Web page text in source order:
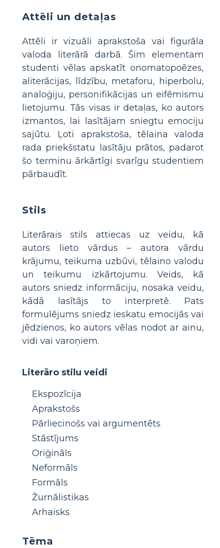
Attēli un detaļas
Attēli ir vizuāli aprakstoša vai figurāla
valoda literārā darbā. Šim elementam
studenti vēlas apskatīt onomatopoēzes,
aliterācijas, līdzību, metaforu, hiperbolu,
analoģiju, personifikācijas un eifēmismu
lietojumu. Tās visas ir detaļas, ko autors
izmantos, lai lasītājam sniegtu emociju
sajūtu. Ļoti aprakstoša, tēlaina valoda
rada priekšstatu lasītāju prātos, padarot
šo terminu ārkārtīgi svarīgu studentiem
pārbaudīt.
Stils
Literārais stils attiecas uz veidu, kā
autors lieto vārdus – autora vārdu
krājumu, teikuma uzbūvi, tēlaino valodu
un teikumu izkārtojumu. Veids, kā
autors sniedz informāciju, nosaka veidu,
kādā lasītājs to interpretē. Pats
formulējums sniedz ieskatu emocijās vai
jēdzienos, ko autors vēlas nodot ar ainu,
vidi vai varoņiem.
Literāro stilu veidi
Ekspozīcija
Aprakstošs
Pārliecinošs vai argumentēts
Stāstījums
Oriģināls
Neformāls
Formāls
Žurnālistikas
Arhaisks
Tēma